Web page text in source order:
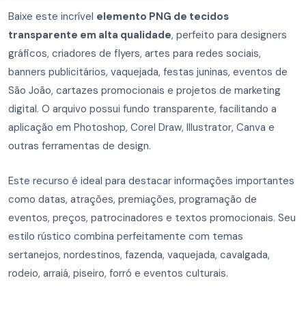
Baixe este incrível elemento PNG de tecidos
transparente em alta qualidade, perfeito para designers
gráficos, criadores de flyers, artes para redes sociais,
banners publicitários, vaquejada, festas juninas, eventos de
São João, cartazes promocionais e projetos de marketing
digital. O arquivo possui fundo transparente, facilitando a
aplicação em Photoshop, Corel Draw, Illustrator, Canva e
outras ferramentas de design.
Este recurso é ideal para destacar informações importantes
como datas, atrações, premiações, programação de
eventos, preços, patrocinadores e textos promocionais. Seu
estilo rústico combina perfeitamente com temas
sertanejos, nordestinos, fazenda, vaquejada, cavalgada,
rodeio, arraiá, piseiro, forró e eventos culturais.